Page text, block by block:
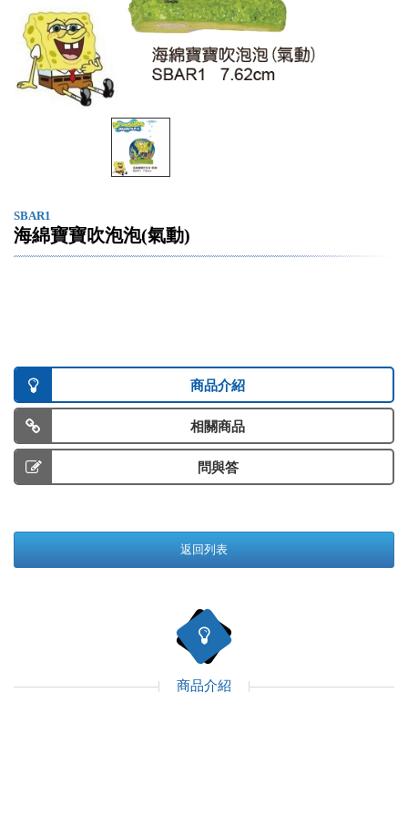
SBAR1
海綿寶寶吹泡泡(氣動)
商品介紹
相關商品
問與答
返回列表
商品介紹